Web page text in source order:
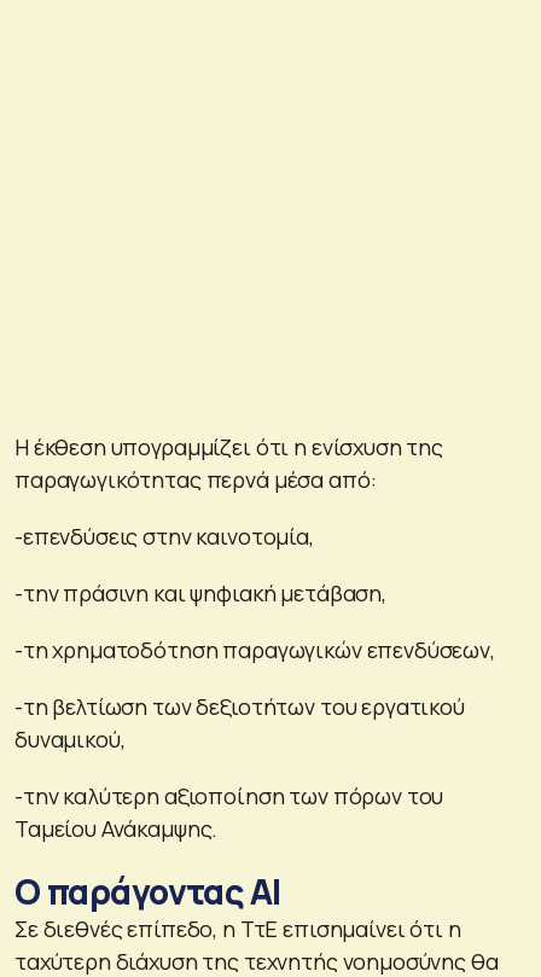
Η έκθεση υπογραμμίζει ότι η ενίσχυση της
παραγωγικότητας περνά μέσα από:
-επενδύσεις στην καινοτομία,
-την πράσινη και ψηφιακή μετάβαση,
-τη χρηματοδότηση παραγωγικών επενδύσεων,
-τη βελτίωση των δεξιοτήτων του εργατικού
δυναμικού,
-την καλύτερη αξιοποίηση των πόρων του
Ταμείου Ανάκαμψης.
Ο παράγοντας ΑΙ
Σε διεθνές επίπεδο, η ΤτΕ επισημαίνει ότι η
ταχύτερη διάχυση της τεχνητής νοημοσύνης θα